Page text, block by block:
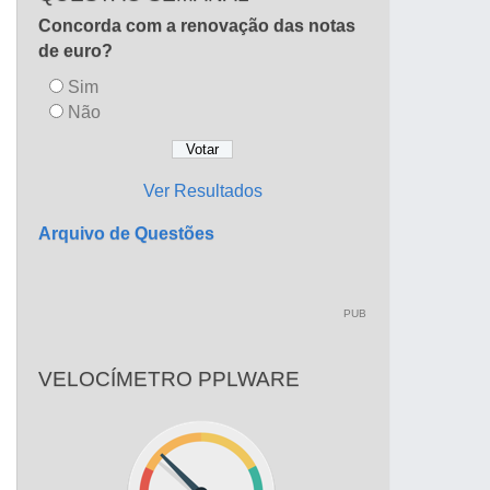
Concorda com a renovação das notas
de euro?
Sim
Não
Ver Resultados
Arquivo de Questões
PUB
VELOCÍMETRO PPLWARE